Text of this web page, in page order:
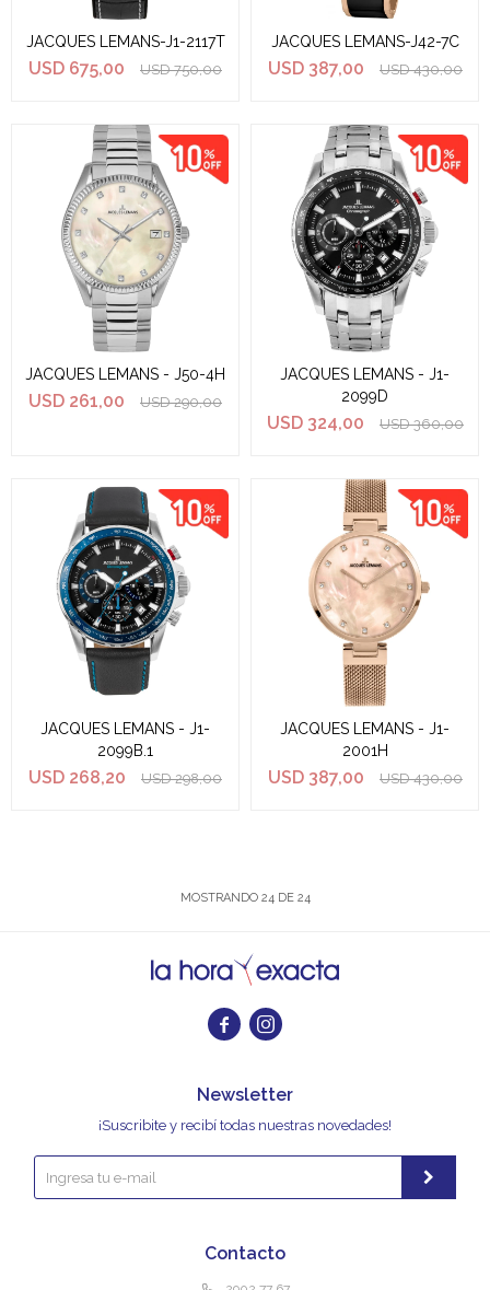
JACQUES LEMANS-J1-2117T
USD 675,00 USD 750,00
JACQUES LEMANS-J42-7C
USD 387,00 USD 430,00
JACQUES LEMANS - J50-4H
USD 261,00 USD 290,00
JACQUES LEMANS - J1-
2099D
USD 324,00 USD 360,00
JACQUES LEMANS - J1-
2099B.1
USD 268,20 USD 298,00
JACQUES LEMANS - J1-
2001H
USD 387,00 USD 430,00
MOSTRANDO 24DE 24
 
Contacto
Newsletter
¡Suscribite y recibí todas nuestras novedades!